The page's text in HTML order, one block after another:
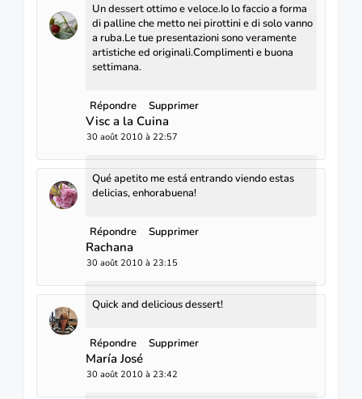
Un dessert ottimo e veloce.Io lo faccio a forma
di palline che metto nei pirottini e di solo vanno
a ruba.Le tue presentazioni sono veramente
artistiche ed originali.Complimenti e buona
settimana.
Répondre Supprimer
Visc a la Cuina
30 août 2010 à 22:57
Qué apetito me está entrando viendo estas
delicias, enhorabuena!
Répondre Supprimer
Rachana
30 août 2010 à 23:15
Quick and delicious dessert!
Répondre Supprimer
María José
30 août 2010 à 23:42